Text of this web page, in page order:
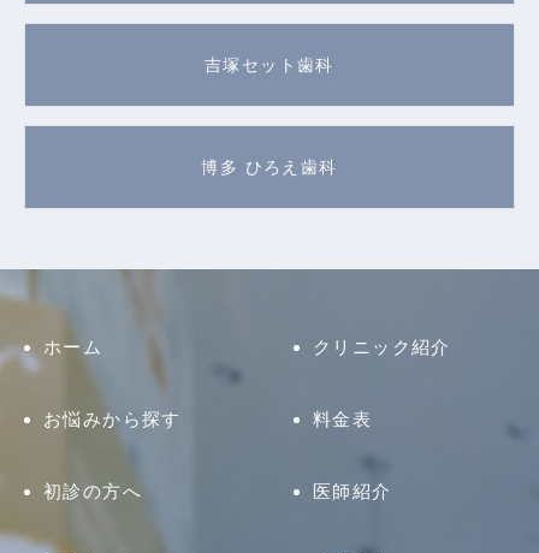
吉塚セット歯科
博多 ひろえ歯科
ホーム クリニック紹介
お悩みから探す 料金表
初診の方へ 医師紹介